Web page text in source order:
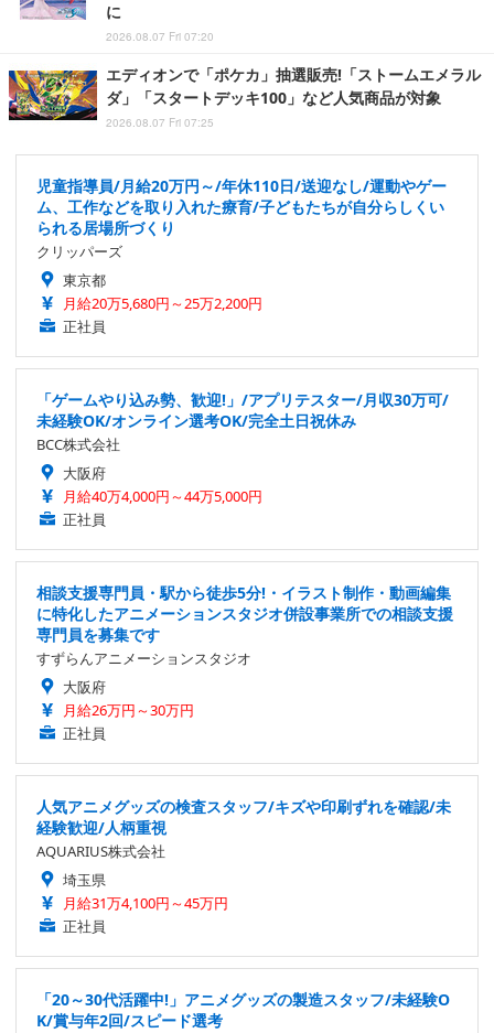
に
2026.08.07 Fri 07:20
エディオンで「ポケカ」抽選販売!「ストームエメラル
ダ」「スタートデッキ100」など人気商品が対象
2026.08.07 Fri 07:25
児童指導員/月給20万円～/年休110日/送迎なし/運動やゲー
ム、工作などを取り入れた療育/子どもたちが自分らしくい
られる居場所づくり
クリッパーズ
東京都
月給20万5,680円～25万2,200円
正社員
「ゲームやり込み勢、歓迎!」/アプリテスター/月収30万可/
未経験OK/オンライン選考OK/完全土日祝休み
BCC株式会社
大阪府
月給40万4,000円～44万5,000円
正社員
相談支援専門員・駅から徒歩5分!・イラスト制作・動画編集
に特化したアニメーションスタジオ併設事業所での相談支援
専門員を募集です
すずらんアニメーションスタジオ
大阪府
月給26万円～30万円
正社員
人気アニメグッズの検査スタッフ/キズや印刷ずれを確認/未
経験歓迎/人柄重視
AQUARIUS株式会社
埼玉県
月給31万4,100円～45万円
正社員
「20～30代活躍中!」アニメグッズの製造スタッフ/未経験O
K/賞与年2回/スピード選考